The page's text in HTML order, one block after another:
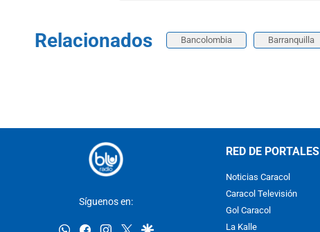
Relacionados Bancolombia Barranquilla
Síguenos en:
whatsappfacebookinstagram
twittergoogle
RED DE PORTALES
Noticias Caracol
Caracol Televisión
Gol Caracol
La Kalle